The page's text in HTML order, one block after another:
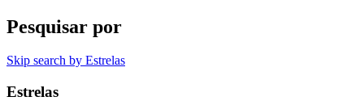
Pesquisar por
Skip search by Estrelas
Estrelas